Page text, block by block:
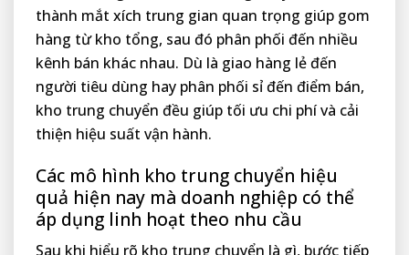
thành mắt xích trung gian quan trọng giúp gom
hàng từ kho tổng, sau đó phân phối đến nhiều
kênh bán khác nhau. Dù là giao hàng lẻ đến
người tiêu dùng hay phân phối sỉ đến điểm bán,
kho trung chuyển đều giúp tối ưu chi phí và cải
thiện hiệu suất vận hành.
Các mô hình kho trung chuyển hiệu
quả hiện nay mà doanh nghiệp có thể
áp dụng linh hoạt theo nhu cầu
Sau khi hiểu rõ kho trung chuyển là gì, bước tiếp